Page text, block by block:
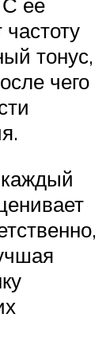
тонус,
чего